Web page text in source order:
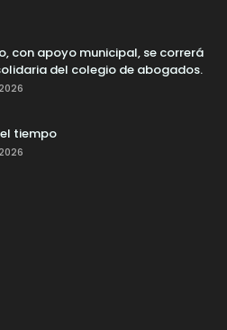
con apoyo municipal, se correrá
del colegio de abogados.
tiempo